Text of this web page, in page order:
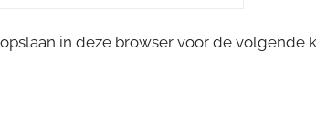
in deze browser voor de volgende